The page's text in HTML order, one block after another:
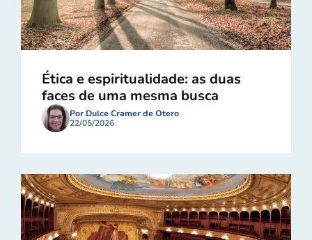
Ética e espiritualidade: as duas
faces de uma mesma busca
Por Dulce Cramer de Otero
22/05/2026